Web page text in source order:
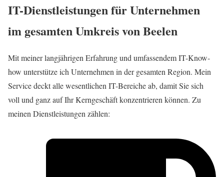
IT-Dienstleistungen für Unternehmen
im gesamten Umkreis von Beelen
Mit meiner langjährigen Erfahrung und umfassendem IT-Know-
how unterstütze ich Unternehmen in der gesamten Region. Mein
Service deckt alle wesentlichen IT-Bereiche ab, damit Sie sich
voll und ganz auf Ihr Kerngeschäft konzentrieren können. Zu
meinen Dienstleistungen zählen: